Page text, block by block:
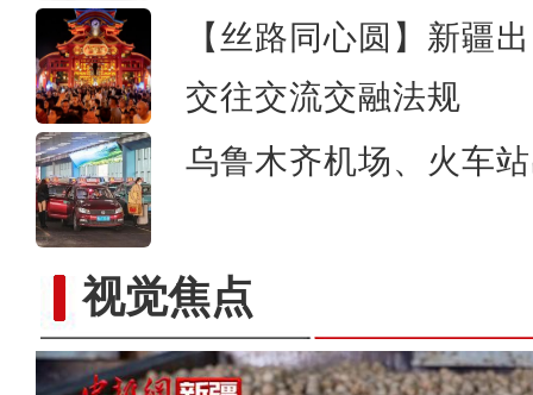
【丝路同心圆】新疆
交往交流交融法规
乌鲁木齐机场、火车
视觉焦点中国北方冰雪旅游推广季